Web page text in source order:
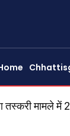
मामले में